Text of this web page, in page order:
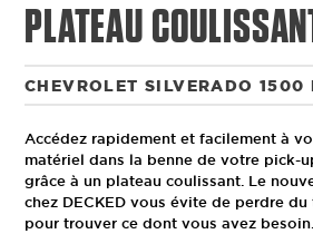
PLATEAU
CHEVROLET SILVERADO 1500
Accédez rapidement et facilement à
matériel dans la benne de votre pick-
grâce à un plateau coulissant. Le
chez DECKED vous évite de perdre
pour trouver ce dont vous avez besoin.